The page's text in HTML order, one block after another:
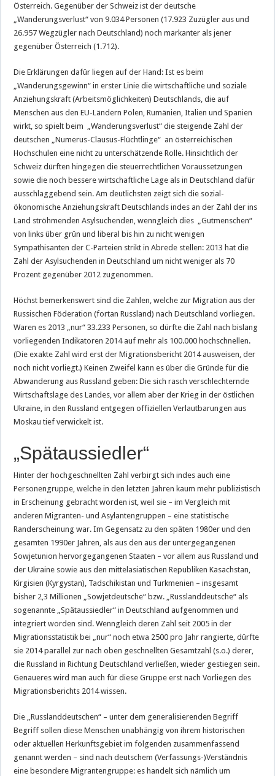
Österreich. Gegenüber der Schweiz ist der deutsche
„Wanderungsverlust“ von 9.034 Personen (17.923 Zuzügler aus und
26.957 Wegzügler nach Deutschland) noch markanter als jener
gegenüber Österreich (1.712).
Die Erklärungen dafür liegen auf der Hand: Ist es beim
„Wanderungsgewinn“ in erster Linie die wirtschaftliche und soziale
Anziehungskraft (Arbeitsmöglichkeiten) Deutschlands, die auf
Menschen aus den EU-Ländern Polen, Rumänien, Italien und Spanien
wirkt, so spielt beim „Wanderungsverlust“ die steigende Zahl der
deutschen „Numerus-Clausus-Flüchtlinge“ an österreichischen
Hochschulen eine nicht zu unterschätzende Rolle. Hinsichtlich der
Schweiz dürften hingegen die steuerrechtlichen Voraussetzungen
sowie die noch bessere wirtschaftliche Lage als in Deutschland dafür
ausschlaggebend sein. Am deutlichsten zeigt sich die sozial-
ökonomische Anziehungskraft Deutschlands indes an der Zahl der ins
Land ströhmenden Asylsuchenden, wenngleich dies „Gutmenschen“
von links über grün und liberal bis hin zu nicht wenigen
Sympathisanten der C-Parteien strikt in Abrede stellen: 2013 hat die
Zahl der Asylsuchenden in Deutschland um nicht weniger als 70
Prozent gegenüber 2012 zugenommen.
Höchst bemerkenswert sind die Zahlen, welche zur Migration aus der
Russischen Föderation (fortan Russland) nach Deutschland vorliegen.
Waren es 2013 „nur“ 33.233 Personen, so dürfte die Zahl nach bislang
vorliegenden Indikatoren 2014 auf mehr als 100.000 hochschnellen.
(Die exakte Zahl wird erst der Migrationsbericht 2014 ausweisen, der
noch nicht vorliegt.) Keinen Zweifel kann es über die Gründe für die
Abwanderung aus Russland geben: Die sich rasch verschlechternde
Wirtschaftslage des Landes, vor allem aber der Krieg in der östlichen
Ukraine, in den Russland entgegen offiziellen Verlautbarungen aus
Moskau tief verwickelt ist.
„Spätaussiedler“
Hinter der hochgeschnellten Zahl verbirgt sich indes auch eine
Personengruppe, welche in den letzten Jahren kaum mehr publizistisch
in Erscheinung gebracht worden ist, weil sie – im Vergleich mit
anderen Migranten- und Asylantengruppen – eine statistische
Randerscheinung war. Im Gegensatz zu den späten 1980er und den
gesamten 1990er Jahren, als aus den aus der untergegangenen
Sowjetunion hervorgegangenen Staaten – vor allem aus Russland und
der Ukraine sowie aus den mittelasiatischen Republiken Kasachstan,
Kirgisien (Kyrgystan), Tadschikistan und Turkmenien – insgesamt
bisher 2,3 Millionen „Sowjetdeutsche“ bzw. „Russlanddeutsche“ als
sogenannte „Spätaussiedler“ in Deutschland aufgenommen und
integriert worden sind. Wenngleich deren Zahl seit 2005 in der
Migrationsstatistik bei „nur“ noch etwa 2500 pro Jahr rangierte, dürfte
sie 2014 parallel zur nach oben geschnellten Gesamtzahl (s.o.) derer,
die Russland in Richtung Deutschland verließen, wieder gestiegen sein.
Genaueres wird man auch für diese Gruppe erst nach Vorliegen des
Migrationsberichts 2014 wissen.
Die „Russlanddeutschen“ – unter dem generalisierenden Begriff
Begriff sollen diese Menschen unabhängig von ihrem historischen
oder aktuellen Herkunftsgebiet im folgenden zusammenfassend
genannt werden – sind nach deutschem (Verfassungs-)Verständnis
eine besondere Migrantengruppe: es handelt sich nämlich um